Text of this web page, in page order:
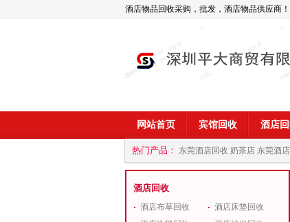
酒店物品回收采购，批发，酒店物品供应商
网站首页 宾馆回收 酒店
热门产品： 东莞酒店回收 奶茶店 东莞酒
商 深圳酒店用品回收公司
酒店回收
酒店布草回收
酒店床垫回收